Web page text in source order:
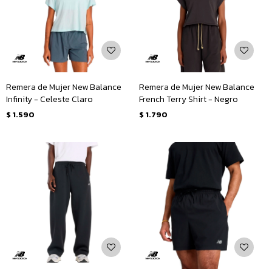
Remera de Mujer New Balance
Infinity - Celeste Claro
$ 1.590
Remera de Mujer New Balance
French Terry Shirt - Negro
$ 1.790